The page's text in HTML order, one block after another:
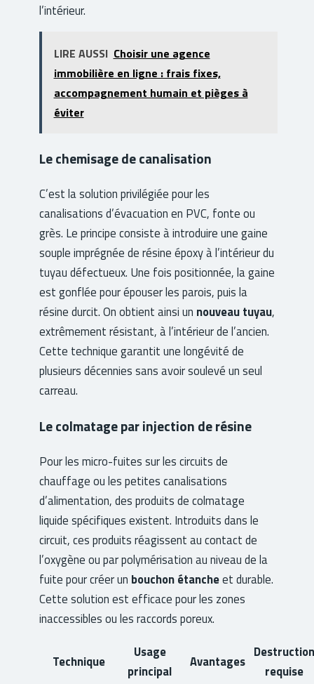
l’intérieur.
LIRE AUSSI Choisir une agence
immobilière en ligne : frais fixes,
accompagnement humain et pièges à
éviter
Le chemisage de canalisation
C’est la solution privilégiée pour les
canalisations d’évacuation en PVC, fonte ou
grès. Le principe consiste à introduire une gaine
souple imprégnée de résine époxy à l’intérieur du
tuyau défectueux. Une fois positionnée, la gaine
est gonflée pour épouser les parois, puis la
résine durcit. On obtient ainsi un nouveau tuyau,
extrêmement résistant, à l’intérieur de l’ancien.
Cette technique garantit une longévité de
plusieurs décennies sans avoir soulevé un seul
carreau.
Le colmatage par injection de résine
Pour les micro-fuites sur les circuits de
chauffage ou les petites canalisations
d’alimentation, des produits de colmatage
liquide spécifiques existent. Introduits dans le
circuit, ces produits réagissent au contact de
l’oxygène ou par polymérisation au niveau de la
fuite pour créer un bouchon étancheet durable.
Cette solution est efficace pour les zones
inaccessibles ou les raccords poreux.
Technique
Usage
principal
Avantages
Destruction
requise